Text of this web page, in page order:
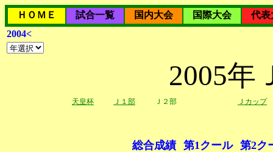
ＨＯＭＥ 試合一覧 国内大会 国際大会
代表
2004<
2005年
天皇杯 Ｊ１部 Ｊ２部 Ｊカップ
総合成績 第1クール 第2ク